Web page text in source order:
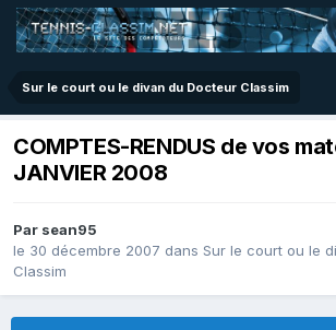
Sur le court ou le divan du Docteur Classim
COMPTES-RENDUS de vos
JANVIER 2008
Par sean95
le 30 décembre 2007 dans Sur le court ou le
Classim